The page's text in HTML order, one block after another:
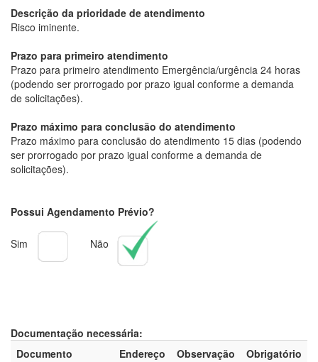
Descrição da prioridade de atendimento
Risco iminente.
Prazo para primeiro atendimento
Prazo para primeiro atendimento Emergência/urgência 24 horas
(podendo ser prorrogado por prazo igual conforme a demanda
de solicitações).
Prazo máximo para conclusão do atendimento
Prazo máximo para conclusão do atendimento 15 dias (podendo
ser prorrogado por prazo igual conforme a demanda de
solicitações).
Possui Agendamento Prévio?
Sim Não
Documentação necessária:
Documento
Endereço Observação
Obrigatório